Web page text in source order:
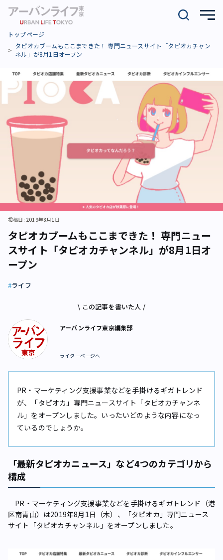
トップページ
タピオカブームもここまできた！ 専門ニュースサイト「タピオカチャン
ネル」が8月1日オープン
タピオカブームもここまできた！ 専門ニュー
スサイト「タピオカチャンネル」が8月1日オ
ープン
投稿日: 2019年8月1日
ライフ
\ この記事を書いた人 /
アーバンライフ東京編集部
ライターページへ
PR・マーケティング支援事業などを手掛けるギガトレンド
が、「タピオカ」専門ニュースサイト「タピオカチャンネ
ル」をオープンしました。いったいどのような内容になっ
ているのでしょうか。
「最新タピオカニュース」など4つのカテゴリから
構成
PR・マーケティング支援事業などを手掛けるギガトレンド（港
区南青山）は2019年8月1日（木）、「タピオカ」専門ニュース
サイト「タピオカチャンネル」をオープンしました。